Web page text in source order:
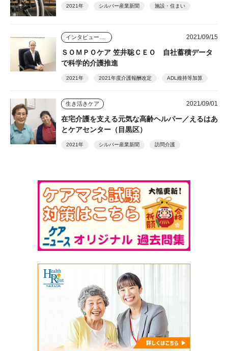
2021年 シルバー産業新聞 施設・住まい
2021/09/15
ＳＯＭＰＯケア 笠井聡ＣＥＯ 自社蓄積データ
で科学的介護推進
2021年 2021年度介護報酬改定 ADL維持等加算
生き活きケア 2021/09/01
在宅介護を支える元気な高齢ヘルパー／えるはあ
とケアセンター（目黒区）
2021年 シルバー産業新聞 訪問介護